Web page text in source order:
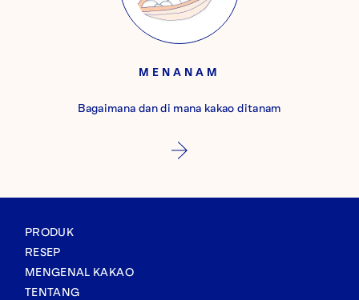
MENANAM
Bagaimana dan di mana kakao ditanam
PRODUK
RESEP
MENGENAL KAKAO
TENTANG